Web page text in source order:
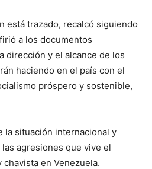
está trazado, recalcó siguiendo
a los documentos
dirección y el alcance de los
haciendo en el país con el
próspero y sostenible,
la situación internacional y
agresiones que vive el
en Venezuela.